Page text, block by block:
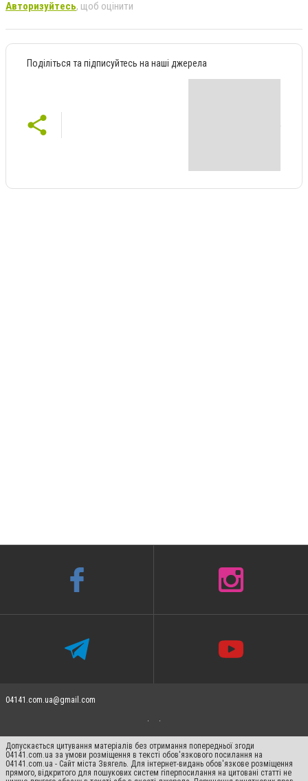
Авторизуйтесь, щоб оцінити
Поділіться та підписуйтесь на наші джерела
04141.com.ua@gmail.com
Допускається цитування матеріалів без отримання попередньої згоди
04141.com.ua за умови розміщення в тексті обов'язкового посилання на
04141.com.ua - Сайт міста Звягель. Для інтернет-видань обов'язкове розміщення
прямого, відкритого для пошукових систем гіперпосилання на цитовані статті не